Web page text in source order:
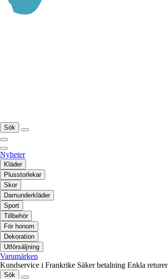
Sök
Nyheter
Kläder
Plusstorlekar
Skor
Damunderkläder
Sport
Tillbehör
För honom
Dekoration
Utförsäljning
Varumärken
Kundservice i Frankrike Säker betalning Enkla returer
Sök